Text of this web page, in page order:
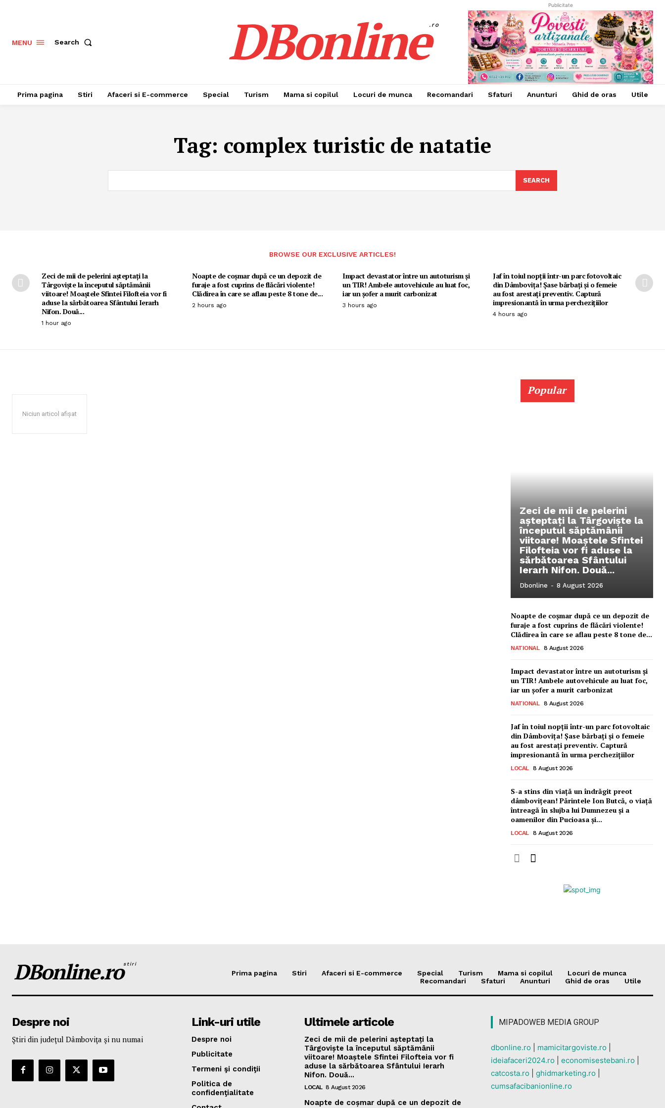
Ionuț Parghel
MENU Search DBonline.ro
Publicitate
Prima pagina Stiri Afaceri si E-commerce Special Turism Mama si copilul Locuri de munca Recomandari Sfaturi Anunturi Ghid de oras Utile
Tag: complex turistic de natatie
SEARCH
BROWSE OUR EXCLUSIVE ARTICLES!
Zeci de mii de pelerini așteptați la
Târgoviște la începutul săptămânii
viitoare! Moaștele Sfintei Filofteia vor fi
aduse la sărbătoarea Sfântului Ierarh
Nifon. Două...
1 hour ago
Noapte de coșmar după ce un depozit de
furaje a fost cuprins de flăcări violente!
Clădirea în care se aflau peste 8 tone de...
2 hours ago
Impact devastator între un autoturism și
un TIR! Ambele autovehicule au luat foc,
iar un șofer a murit carbonizat
3 hours ago
Jaf în toiul nopții într-un parc fotovoltaic
din Dâmbovița! Șase bărbați și o femeie
au fost arestați preventiv. Captură
impresionantă în urma perchezițiilor
4 hours ago
Niciun articol afișat
Popular
Zeci de mii de pelerini
așteptați la Târgoviște la
începutul săptămânii
viitoare! Moaștele Sfintei
Filofteia vor fi aduse la
sărbătoarea Sfântului
Ierarh Nifon. Două...
Dbonline - 8 August 2026
Noapte de coșmar după ce un depozit de
furaje a fost cuprins de flăcări violente!
Clădirea în care se aflau peste 8 tone de...
NATIONAL 8 August 2026
Impact devastator între un autoturism și
un TIR! Ambele autovehicule au luat foc,
iar un șofer a murit carbonizat
NATIONAL 8 August 2026
Jaf în toiul nopții într-un parc fotovoltaic
din Dâmbovița! Șase bărbați și o femeie
au fost arestați preventiv. Captură
impresionantă în urma perchezițiilor
LOCAL 8 August 2026
S-a stins din viață un îndrăgit preot
dâmbovițean! Părintele Ion Butcă, o viață
întreagă în slujba lui Dumnezeu și a
oamenilor din Pucioasa și...
LOCAL 8 August 2026
DBonline.rostiri
Prima pagina Stiri Afaceri si E-commerce Special Turism Mama si copilul
Locuri de munca
Recomandari
Sfaturi Anunturi Ghid de oras Utile
Despre noi
Ştiri din judeţul Dâmboviţa şi nu numai
Link-uri utile
Despre noi
Publicitate
Termeni şi condiţii
Politica de
confidenţialitate
Ultimele articole
Zeci de mii de pelerini așteptați la
Târgoviște la începutul săptămânii
viitoare! Moaștele Sfintei Filofteia vor fi
aduse la sărbătoarea Sfântului Ierarh
Nifon. Două...
LOCAL 8 August 2026
Noapte de coșmar după ce un depozit de
MIPADOWEB MEDIA GROUP
dbonline.ro mamicitargoviste.ro
ideiafaceri2024.ro
economisestebani.ro
catcosta.ro
ghidmarketing.ro
cumsafacibanionline.ro